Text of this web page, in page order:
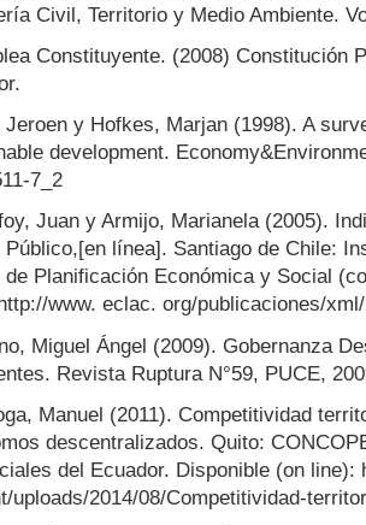
Civil, Territorio y Medio Ambiente.
Constituyente. (2008) Constitución
Jeroen y Hofkes, Marjan (1998). A
development.
7_2
Juan y Armijo, Marianela (2005).
Público,[en línea]. Santiago de Chile:
de Planificación Económica y Social
www. eclac. org/publicaciones/
Miguel Ángel (2009). Gobernanza
Revista Ruptura N°59, PUCE,
Manuel (2011). Competitividad
descentralizados. Quito:
del Ecuador. Disponible (on line):
uploads/2014/08/Competitividad-